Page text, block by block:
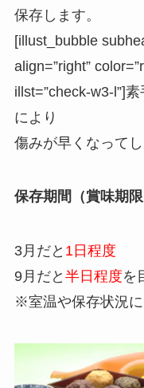
保存します。
[illust_bubble
align=”right”
illst=”check-w3-l”]
により
傷みが早くなって
保存期間（賞味期
3月だと 1日程度
9月だと 半日程度を
※室温や保存状況に